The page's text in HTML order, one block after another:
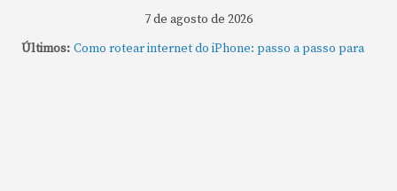
7 de agosto de 2026
Últimos: Como rotear internet do iPhone: passo a passo para